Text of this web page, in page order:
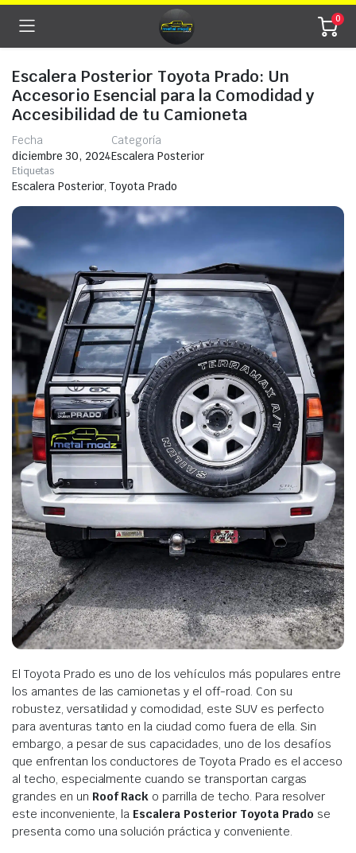
0
Escalera Posterior Toyota Prado: Un
Accesorio Esencial para la Comodidad y
Accesibilidad de tu Camioneta
Fecha
diciembre 30, 2024
Categoría
Escalera Posterior
Etiquetas
Escalera Posterior, Toyota Prado
El Toyota Prado es uno de los vehículos más populares entre
los amantes de las camionetas y el off-road. Con su
robustez, versatilidad y comodidad, este SUV es perfecto
para aventuras tanto en la ciudad como fuera de ella. Sin
embargo, a pesar de sus capacidades, uno de los desafíos
que enfrentan los conductores de Toyota Prado es el acceso
al techo, especialmente cuando se transportan cargas
grandes en un Roof Rack o parrilla de techo. Para resolver
este inconveniente, la Escalera Posterior Toyota Prado se
presenta como una solución práctica y conveniente.